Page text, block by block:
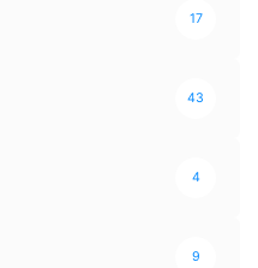
17
43
4
9